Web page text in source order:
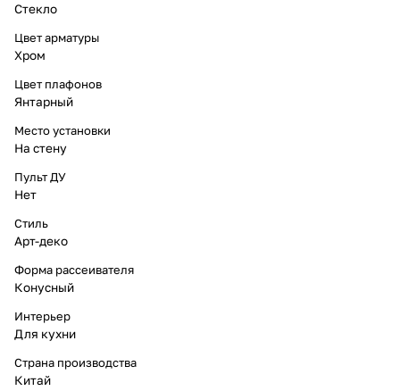
Стекло
Цвет арматуры
Хром
Цвет плафонов
Янтарный
Место установки
На стену
Пульт ДУ
Нет
Стиль
Арт-деко
Форма рассеивателя
Конусный
Интерьер
Для кухни
Страна производства
Китай